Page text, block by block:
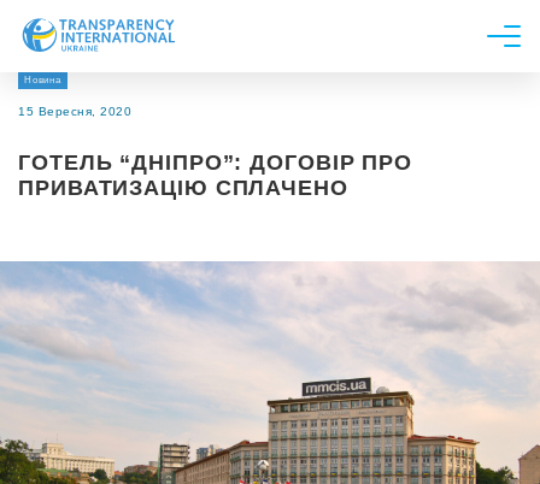
Про нас
Дослідження
Долучитися
Новина
15 Вересня, 2020
ГОТЕЛЬ “ДНІПРО”: ДОГОВІР ПРО
ПРИВАТИЗАЦІЮ СПЛАЧЕНО